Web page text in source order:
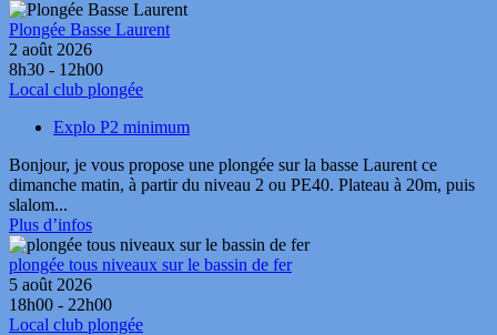
Plongée Basse Laurent
2 août 2026
8h30 - 12h00
Local club plongée
Explo P2 minimum
Bonjour, je vous propose une plongée sur la basse Laurent ce
dimanche matin, à partir du niveau 2 ou PE40. Plateau à 20m, puis
slalom...
Plus d’infos
plongée tous niveaux sur le bassin de fer
5 août 2026
18h00 - 22h00
Local club plongée